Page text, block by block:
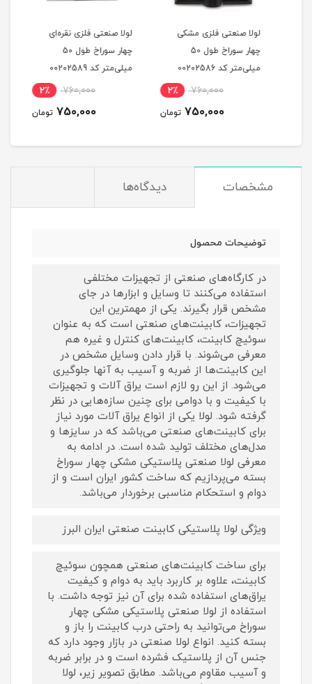
لولا صنعتی فلزی مشکی
چهار سوراخ طول 50
میلی‌متر کد 00202586
760,000 2٪
750,000 تومان
لولا صنعتی فلزی نقره‌ای
چهار سوراخ طول 50
میلی‌متر کد 00202589
760,000 2٪
750,000 تومان
مشخصات دیدگاه‌ها
توضیحات محصول
در کارگاه‌های صنعتی از تجهیزات مختلفی
استفاده می‌کنند تا وسایل و ابزارها در جای
مشخص قرار بگیرند. یکی از مهمترین این
تجهیزات، کابینت‌های صنعتی است که به عنوان
سوئیچ کابینت، کابینت‌های کنترل و غیره هم
معرفی می‌شوند. با قرار دادن وسایل مشخص در
این کابینت‌ها از ضربه و آسیب به آنها جلوگیری
می‌شود. از این رو لازم است یراق آلات و تجهیزات
با کیفیت و با دوامی برای چنین سازه‌هایی در نظر
گرفته شود. لولا یکی از انواع یراق آلات مورد نیاز
برای کابینت‌های صنعتی می‌باشد که در سایزها و
مدل‌های مختلف تولید شده است. در ادامه به
معرفی لولا صنعتی پلاستیکی مشکی چهار سوراخ
بسته می‌پردازیم که ساخت کشور ایران است و از
دوام و استحکام مناسبی برخوردار می‌باشد.
ویژگی لولا پلاستیکی کابینت صنعتی ایران البرز
برای ساخت کابینت‌های صنعتی همچون سوئیچ
کابینت، علاوه بر کاربرد باید به دوام و کیفیت
یراق‌های استفاده شده برای آن نیز توجه داشت. با
استفاده از لولا صنعتی پلاستیکی مشکی چهار
سوراخ می‌توانید به راحتی درب کابینت را باز و
بسته کنید. انواع لولا صنعتی در بازار وجود دارد که
جنس آن از پلاستیک فشرده است و در برابر ضربه
و آسیب مقاوم می‌باشد. مطابق تصویر زیر، لولا